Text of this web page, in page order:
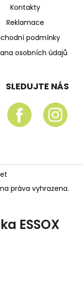
Kontakty
Reklamace
podmínky
osobních údajů
SLEDUJTE NÁS
práva vyhrazena.
ESSOX